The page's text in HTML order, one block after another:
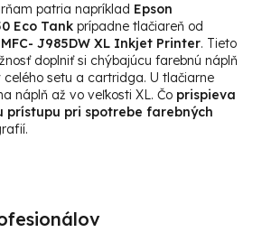
patria napríklad Epson
Eco Tank prípadne tlačiareň od
J985DW XL Inkjet Printer. Tieto
doplniť si chýbajúcu farebnú náplň
setu a cartridga. U tlačiarne
náplň až vo veľkosti XL. Čo prispieva
prístupu pri spotrebe farebných